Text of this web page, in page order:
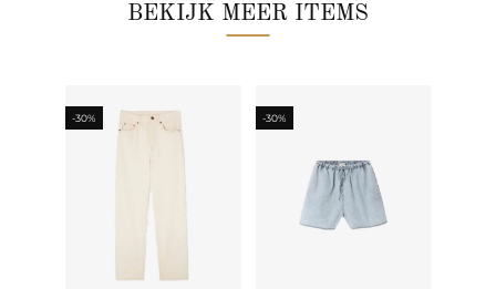
BEKIJK MEER ITEMS
-30% -30%